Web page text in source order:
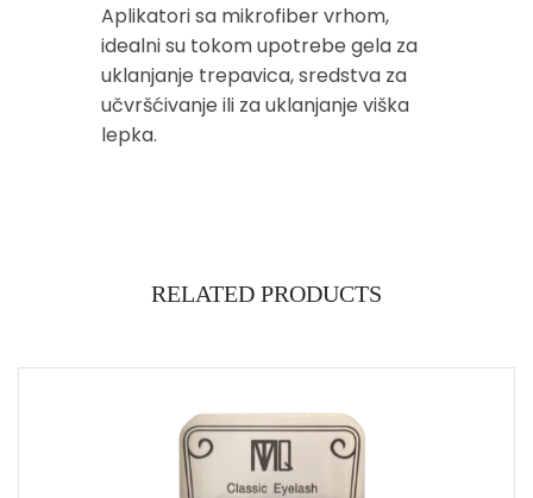
Aplikatori sa mikrofiber vrhom,
idealni su tokom upotrebe gela za
uklanjanje trepavica, sredstva za
učvršćivanje ili za uklanjanje viška
lepka.
RELATED PRODUCTS